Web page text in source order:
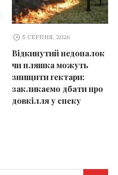
5 СЕРПНЯ, 2026
Відкинутий недопалок
чи пляшка можуть
знищити гектари:
закликаємо дбати про
довкілля у спеку